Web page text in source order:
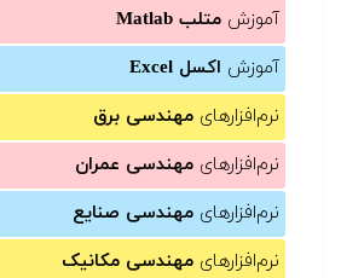
آموزش متلب Matlab
آموزش اکسل Excel
نرم‌افزارهای مهندسی برق
نرم‌افزارهای مهندسی عمران
نرم‌افزارهای مهندسی صنایع
نرم‌افزارهای مهندسی مکانیک